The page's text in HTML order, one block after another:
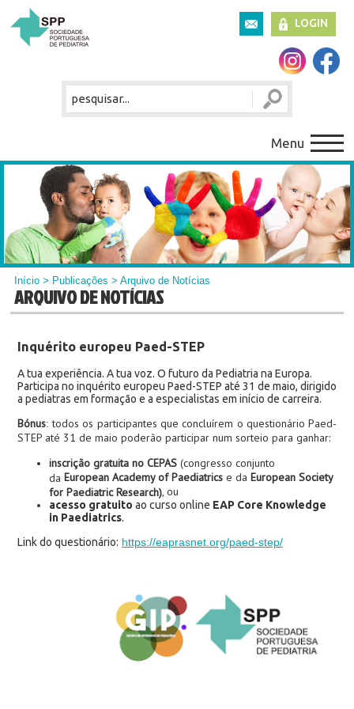
LOGIN
Menu
Início > Publicações > Arquivo de Notícias
ARQUIVO DE NOTÍCIAS
Inquérito europeu Paed-STEP
A tua experiência. A tua voz. O futuro da Pediatria na Europa.
Participa no inquérito europeu Paed-STEP até 31 de maio, dirigido
a pediatras em formação e a especialistas em início de carreira.
Bónus: todos os participantes que concluírem o questionário Paed-
STEP até 31 de maio poderão participar num sorteio para ganhar:
inscrição gratuita no CEPAS (congresso conjunto
da European Academy of Paediatricse da European Society
for Paediatric Research), ou
acesso gratuito ao curso online EAP Core Knowledge
in Paediatrics.
Link do questionário: https://eaprasnet.org/paed-step/